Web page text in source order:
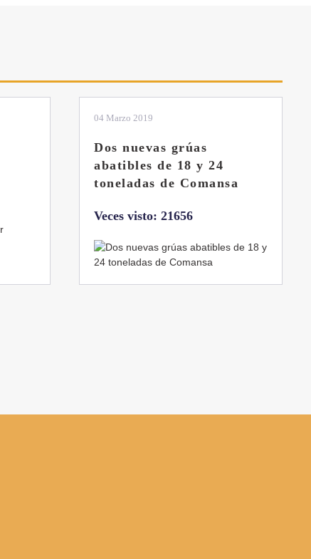
01 Febrero 2019
La botella aún no está
llena